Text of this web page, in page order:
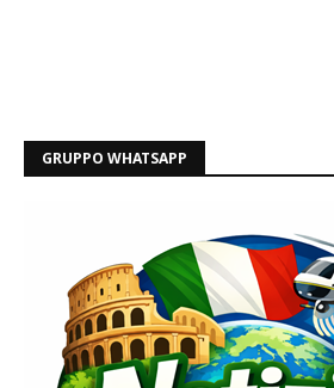
GRUPPO WHATSAPP